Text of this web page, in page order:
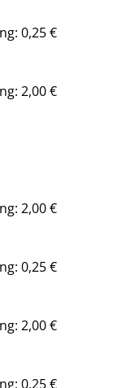
0,25 €
2,00 €
2,00 €
0,25 €
2,00 €
0,25 €